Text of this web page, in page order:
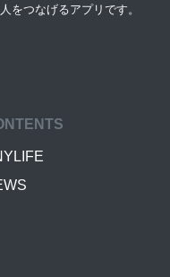
をつなげるアプリです。